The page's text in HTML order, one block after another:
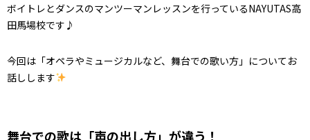
ボイトレとダンスのマンツーマンレッスンを行っているNAYUTAS高
田馬場校です♪
今回は「オペラやミュージカルなど、舞台での歌い方」についてお
話しします
舞台での歌は「声の出し方」が違う！